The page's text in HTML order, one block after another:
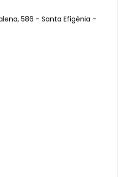
586 - Santa Efigênia -